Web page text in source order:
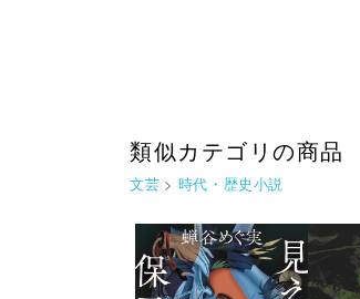
類似カテゴリの商品
文芸 > 時代・歴史小説